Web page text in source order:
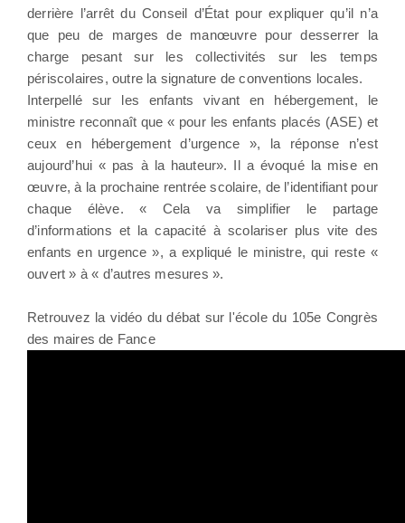
derrière l’arrêt du Conseil d’État pour expliquer qu’il n’a
que peu de marges de manœuvre pour desserrer la
charge pesant sur les collectivités sur les temps
périscolaires, outre la signature de conventions locales.
Interpellé sur les enfants vivant en hébergement, le
ministre reconnaît que « pour les enfants placés (ASE) et
ceux en hébergement d’urgence », la réponse n’est
aujourd’hui « pas à la hauteur». Il a évoqué la mise en
œuvre, à la prochaine rentrée scolaire, de l’identifiant pour
chaque élève. « Cela va simplifier le partage
d’informations et la capacité à scolariser plus vite des
enfants en urgence », a expliqué le ministre, qui reste «
ouvert » à « d’autres mesures ».
Retrouvez la vidéo du débat sur l'école du 105e Congrès
des maires de Fance